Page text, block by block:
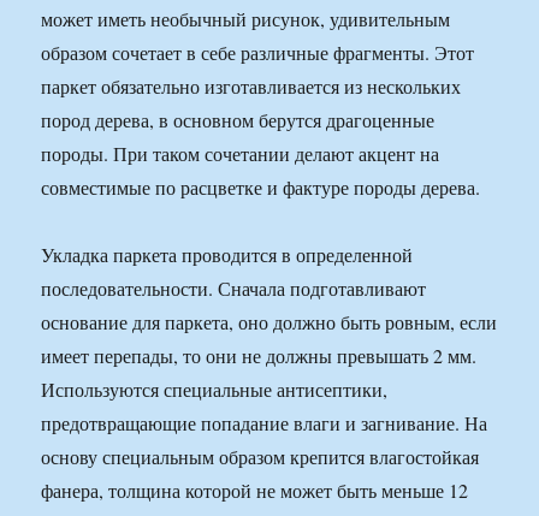
может иметь необычный рисунок, удивительным
образом сочетает в себе различные фрагменты. Этот
паркет обязательно изготавливается из нескольких
пород дерева, в основном берутся драгоценные
породы. При таком сочетании делают акцент на
совместимые по расцветке и фактуре породы дерева.
Укладка паркета проводится в определенной
последовательности. Сначала подготавливают
основание для паркета, оно должно быть ровным, если
имеет перепады, то они не должны превышать 2 мм.
Используются специальные антисептики,
предотвращающие попадание влаги и загнивание. На
основу специальным образом крепится влагостойкая
фанера, толщина которой не может быть меньше 12